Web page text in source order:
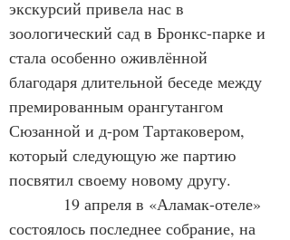
экскурсий привела нас в
зоологический сад в Бронкс-парке и
стала особенно оживлённой
благодаря длительной беседе между
премированным орангутангом
Сюзанной и д-ром Тартаковером,
который следующую же партию
посвятил своему новому другу.
состоялось последнее собрание, на